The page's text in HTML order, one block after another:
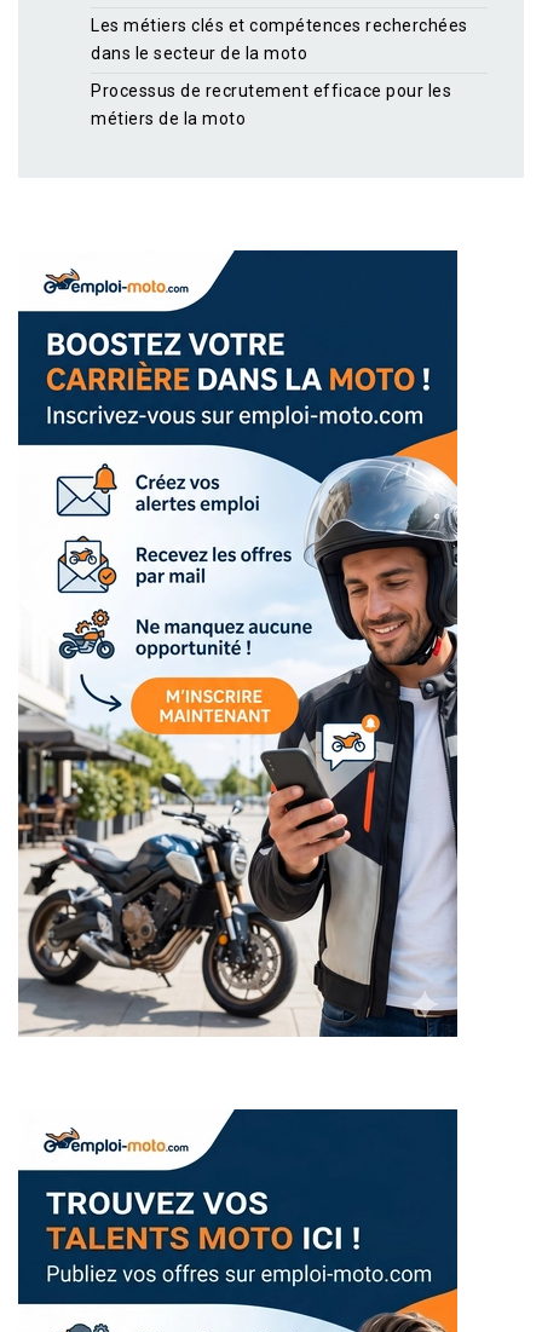
Les métiers clés et compétences recherchées
dans le secteur de la moto
Processus de recrutement efficace pour les
métiers de la moto